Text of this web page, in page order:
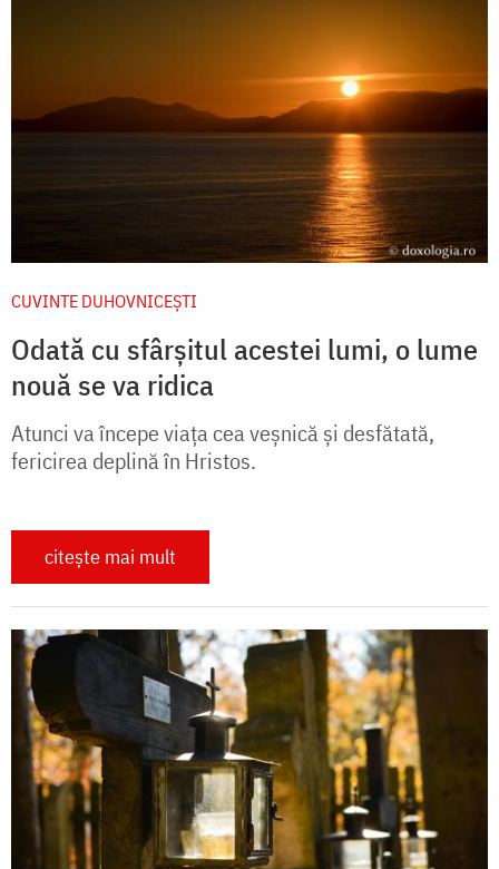
CUVINTE DUHOVNICEȘTI
Odată cu sfârșitul acestei lumi, o lume
nouă se va ridica
Atunci va începe viața cea veșnică și desfătată,
fericirea deplină în Hristos.
citește mai mult